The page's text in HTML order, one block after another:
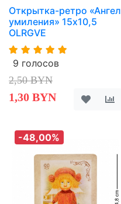
Открытка-ретро «Ангел
умиления» 15х10,5
OLRGVE
9 голосов
2,50 BYN
1,30 BYN
-48,00%